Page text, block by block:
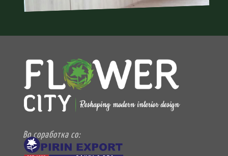
Во соработка со: